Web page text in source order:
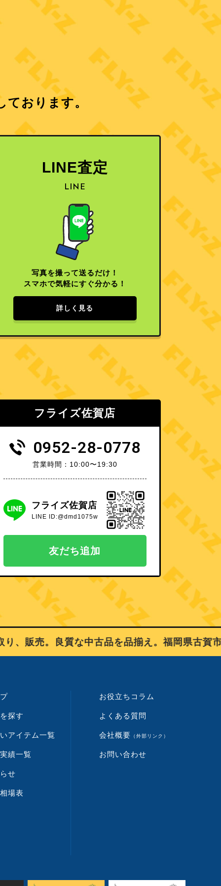
ております。
LINE査定
LINE
写真を撮って送るだけ！
スマホで気軽にすぐ分かる！
詳しく見る
フライズ佐賀店
0952-28-0778
営業時間：10:00〜19:30
フライズ佐賀店
LINE ID:@dmd1075w
友だち追加
。良質な中古品を品揃え。福岡県古賀
探す
アイテム一覧
績一覧
せ
場表
お役立ちコラム
よくある質問
会社概要 （外部リンク）
お問い合わせ